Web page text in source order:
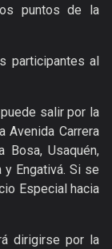
puntos de la
participantes al
salir por la
Avenida Carrera
Bosa, Usaquén,
y Engativá. Si se
Especial hacia
dirigirse por la